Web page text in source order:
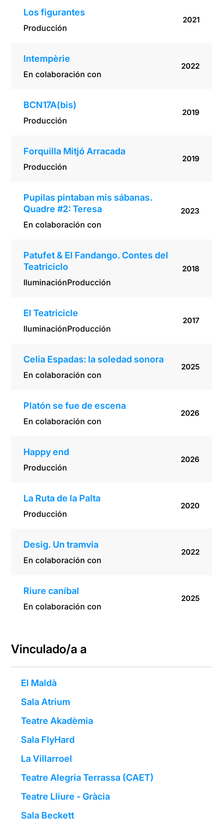
Los figurantes
Producción
2021
Intempèrie
En colaboración con
2022
BCN17A(bis)
Producción
2019
Forquilla Mitjó Arracada
Producción
2019
Pupilas pintaban mis sábanas.
Quadre #2: Teresa
En colaboración con
2023
Patufet & El Fandango. Contes del
Teatriciclo
IluminaciónProducción
2018
El Teatricicle
IluminaciónProducción
2017
Celia Espadas: la soledad sonora
En colaboración con
2025
Platón se fue de escena
En colaboración con
2026
Happy end
Producción
2026
La Ruta de la Palta
Producción
2020
Desig. Un tramvia
En colaboración con
2022
Riure caníbal
En colaboración con
2025
Vinculado/a a
El Maldà
Sala Atrium
Teatre Akadèmia
Sala FlyHard
La Villarroel
Teatre Alegria Terrassa (CAET)
Teatre Lliure - Gràcia
Sala Beckett